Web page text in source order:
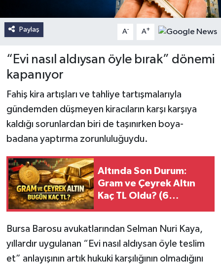
Paylaş A- A+
“Evi nasıl aldıysan öyle bırak” dönemi
kapanıyor
Fahiş kira artışları ve tahliye tartışmalarıyla
gündemden düşmeyen kiracıların karşı karşıya
kaldığı sorunlardan biri de taşınırken boya-
badana yaptırma zorunluluğuydu.
Altında Son Durum:
Gram ve Çeyrek Altın
Kaç TL Oldu? (6
Bursa Barosu avukatlarından Selman Nuri Kaya,
yıllardır uygulanan “Evi nasıl aldıysan öyle teslim
et” anlayışının artık hukuki karşılığının olmadığını